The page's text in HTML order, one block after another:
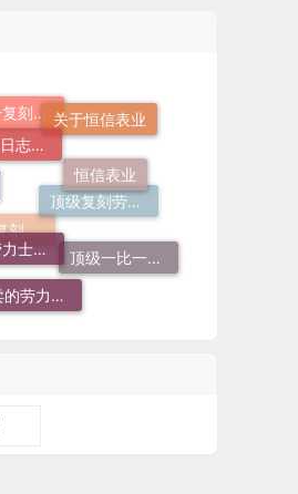
一比一复刻劳力士手表 关于恒信表业
一比一复刻劳力士
劳力士日志哪个厂仿好
恒信表业
复刻劳力士手表